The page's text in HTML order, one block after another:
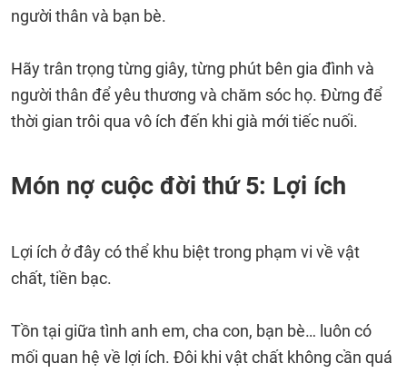
người thân và bạn bè.
Hãy trân trọng từng giây, từng phút bên gia đình và
người thân để yêu thương và chăm sóc họ. Đừng để
thời gian trôi qua vô ích đến khi già mới tiếc nuối.
Món nợ cuộc đời thứ 5: Lợi ích
Lợi ích ở đây có thể khu biệt trong phạm vi về vật
chất, tiền bạc.
Tồn tại giữa tình anh em, cha con, bạn bè… luôn có
mối quan hệ về lợi ích. Đôi khi vật chất không cần quá